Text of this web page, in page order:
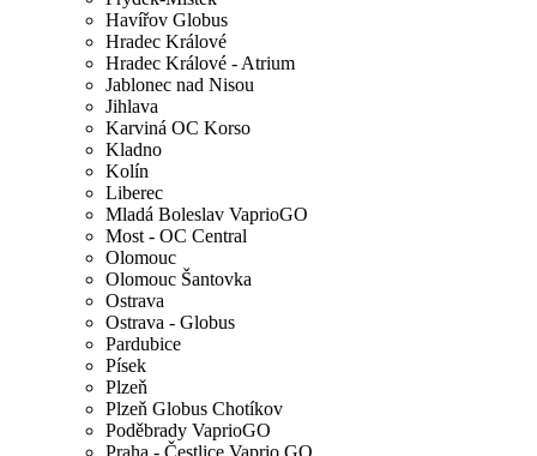
Havířov Globus
Hradec Králové
Hradec Králové - Atrium
Jablonec nad Nisou
Jihlava
Karviná OC Korso
Kladno
Kolín
Liberec
Mladá Boleslav VaprioGO
Most - OC Central
Olomouc
Olomouc Šantovka
Ostrava
Ostrava - Globus
Pardubice
Písek
Plzeň
Plzeň Globus Chotíkov
Poděbrady VaprioGO